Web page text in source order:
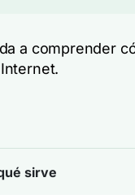
a comprender
sirve